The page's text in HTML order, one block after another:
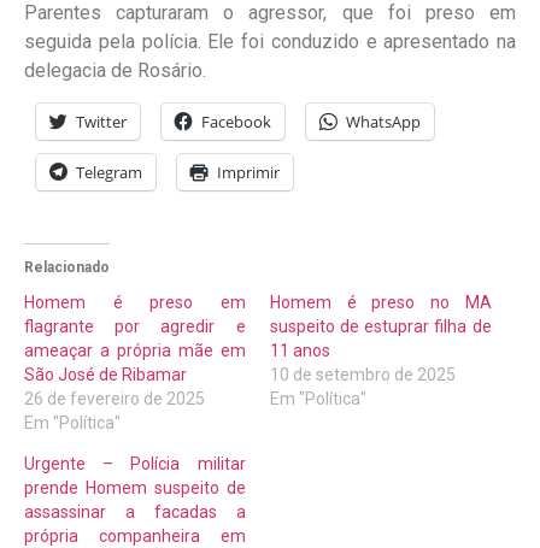
Parentes capturaram o agressor, que foi preso em
seguida pela polícia. Ele foi conduzido e apresentado na
delegacia de Rosário.
Twitter Facebook WhatsApp
Telegram Imprimir
Relacionado
Homem é preso em
flagrante por agredir e
ameaçar a própria mãe em
São José de Ribamar
26 de fevereiro de 2025
Em "Política"
Homem é preso no MA
suspeito de estuprar filha de
11 anos
10 de setembro de 2025
Em "Política"
Urgente – Polícia militar
prende Homem suspeito de
assassinar a facadas a
própria companheira em